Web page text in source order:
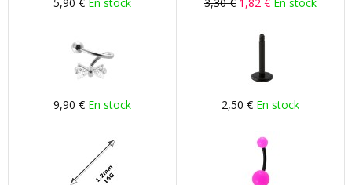
9,90 € En stock 2,50 € En stock